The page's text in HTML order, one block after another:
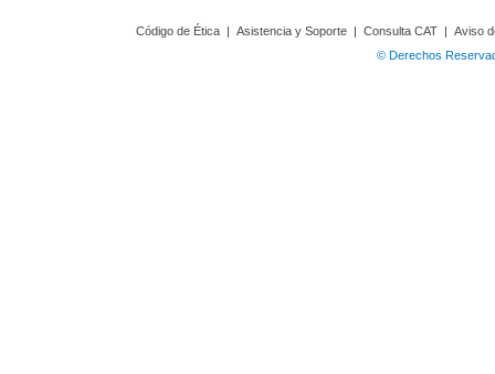
Código de Ética | Asistencia y Soporte | Consulta CAT | Aviso
© Derechos